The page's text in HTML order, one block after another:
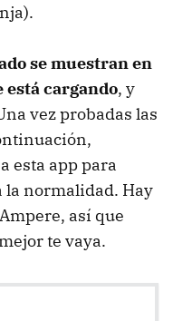
se muestran en
está cargando, y
vez probadas las
esta app para
la normalidad. Hay
así que
te vaya.